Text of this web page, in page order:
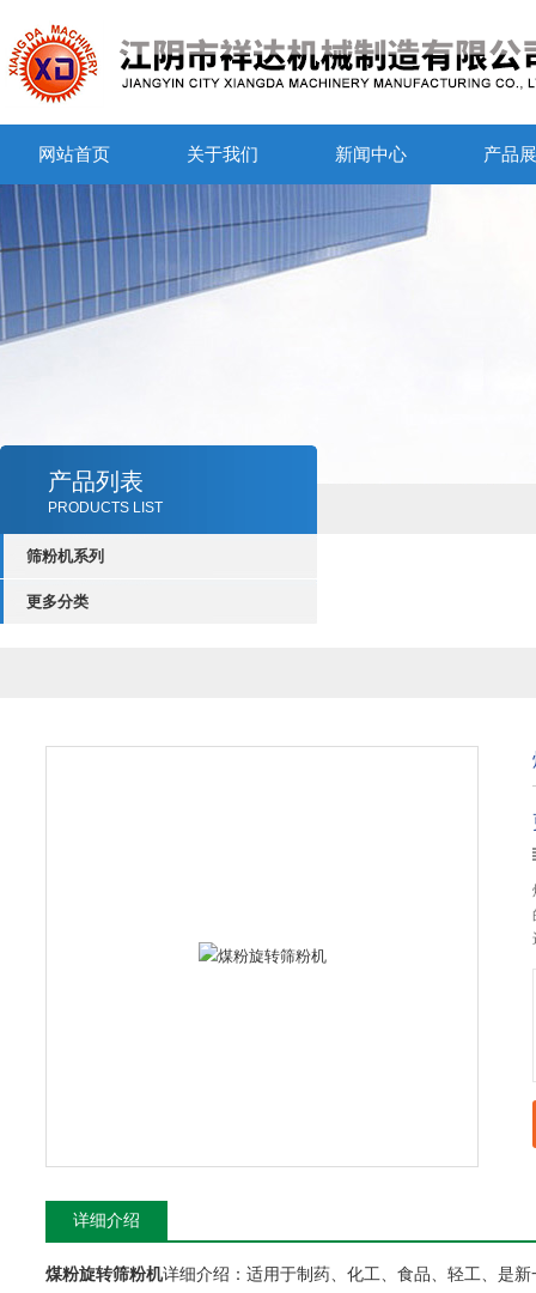
网站首页 关于我们 新闻中心 产品
产品列表
PRODUCTS LIST
筛粉机系列
更多分类
详细介绍
煤粉旋转筛粉机详细介绍：适用于制药、化工、食品、轻工、是